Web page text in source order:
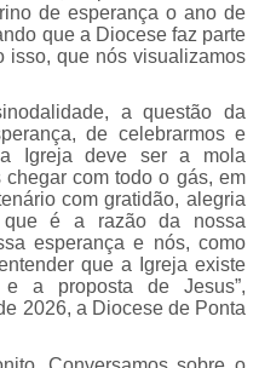
de esperança o ano de
que a Diocese faz parte
isso, que nós visualizamos
a questão da
de celebrarmos e
Igreja deve ser a mola
com todo o gás, em
com gratidão, alegria
que é a razão da nossa
esperança e nós, como
que a Igreja existe
a proposta de Jesus”,
2026, a Diocese de Ponta